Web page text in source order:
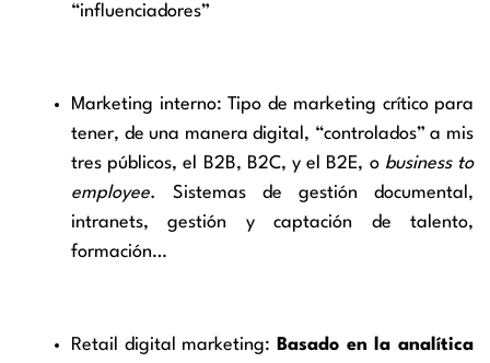
“influenciadores”
Marketing interno: Tipo de marketing crítico para
tener, de una manera digital, “controlados” a mis
tres públicos, el B2B, B2C, y el B2E, o business to
employee. Sistemas de gestión documental,
intranets, gestión y captación de talento,
formación…
Retail digital marketing: Basado en la analítica